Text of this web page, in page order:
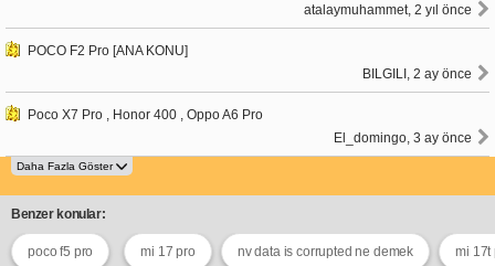
atalaymuhammet, 2 yıl önce
POCO F2 Pro [ANA KONU]
BILGILI, 2 ay önce
Poco X7 Pro , Honor 400 , Oppo A6 Pro
El_domingo, 3 ay önce
Benzer konular:
poco f5 pro mi 17 pro nv data is corrupted ne demek mi 17t